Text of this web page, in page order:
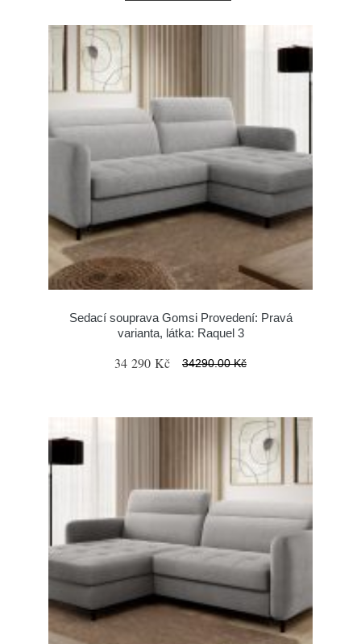
Sedací souprava Gomsi Provedení: Pravá
varianta, látka: Raquel 3
34 290 Kč 34290.00 Kč